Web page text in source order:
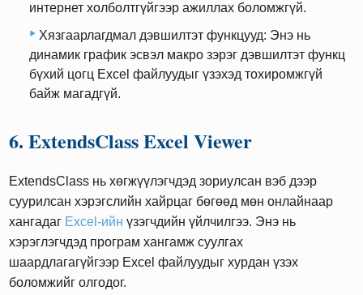
интернет холболтгүйгээр ажиллах боломжгүй.
Хязгаарлагдмал дэвшилтэт функцууд: Энэ нь
динамик график эсвэл макро зэрэг дэвшилтэт функц
бүхий цогц Excel файлуудыг үзэхэд тохиромжгүй
байж магадгүй.
6. ExtendsClass Excel Viewer
ExtendsClass нь хөгжүүлэгчдэд зориулсан вэб дээр
суурилсан хэрэгслийн хайрцаг бөгөөд мөн онлайнаар
хангадаг Excel-ийн үзэгчдийн үйлчилгээ. Энэ нь
хэрэглэгчдэд програм хангамж суулгах
шаардлагагүйгээр Excel файлуудыг хурдан үзэх
боломжийг олгодог.